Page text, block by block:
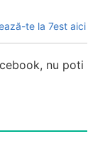
te la 7est aici
nu poti